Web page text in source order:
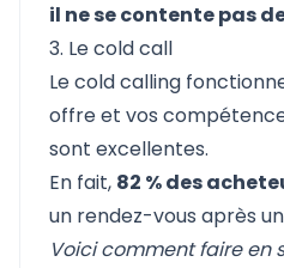
il ne se contente pas
3. Le cold call
Le cold calling
offre et vos
sont excellentes.
En fait, 82 % des
un rendez-vous après
Voici comment faire en